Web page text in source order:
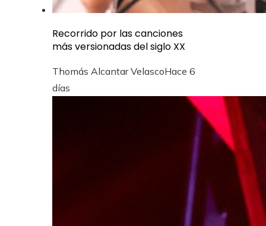
Recorrido por las canciones
más versionadas del siglo XX
Thomás Alcantar VelascoHace 6
días